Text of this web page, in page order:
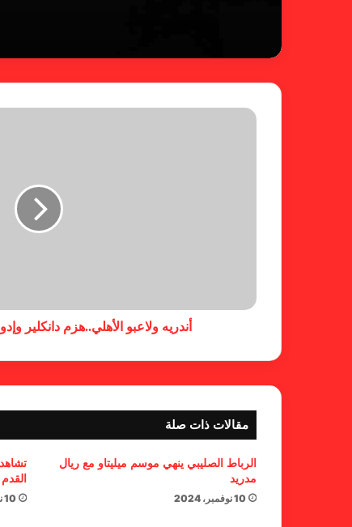
أندريه ولاعبو الأهلي..هزم دانكلير
مقالات ذات صلة
الرباط الصليبي ينهي موسم ميليتاو مع ريال
مدريد
10 نوفمبر، 2024
القدم
10 نوفمبر، 2024